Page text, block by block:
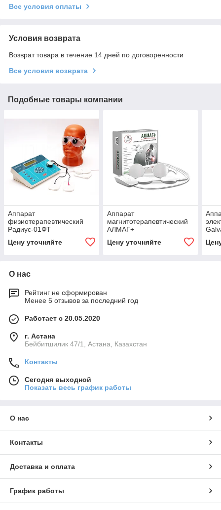
Все условия оплаты
Условия возврата
Возврат товара в течение 14 дней по договоренности
Все условия возврата
Подобные товары компании
Аппарат
физиотерапевтический
Радиус-01ФТ
Цену уточняйте
Аппарат
магнитотерапевтический
АЛМАГ+
Цену уточняйте
О нас
Рейтинг не сформирован
Менее 5 отзывов за последний год
Работает с 20.05.2020
г. Астана
Бейбитшилик 47/1, Астана, Казахстан
Контакты
Сегодня выходной
Показать весь график работы
О нас
Контакты
Доставка и оплата
График работы